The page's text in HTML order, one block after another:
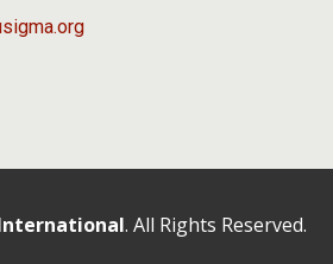
. All Rights Reserved.